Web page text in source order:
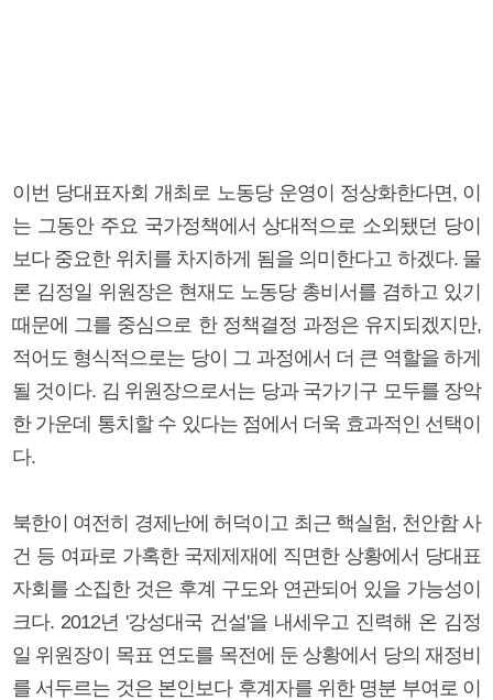
이번 당대표자회 개최로 노동당 운영이 정상화한다면, 이
는 그동안 주요 국가정책에서 상대적으로 소외됐던 당이
보다 중요한 위치를 차지하게 됨을 의미한다고 하겠다. 물
론 김정일 위원장은 현재도 노동당 총비서를 겸하고 있기
때문에 그를 중심으로 한 정책결정 과정은 유지되겠지만,
적어도 형식적으로는 당이 그 과정에서 더 큰 역할을 하게
될 것이다. 김 위원장으로서는 당과 국가기구 모두를 장악
한 가운데 통치할 수 있다는 점에서 더욱 효과적인 선택이
다.
북한이 여전히 경제난에 허덕이고 최근 핵실험, 천안함 사
건 등 여파로 가혹한 국제제재에 직면한 상황에서 당대표
자회를 소집한 것은 후계 구도와 연관되어 있을 가능성이
크다. 2012년 '강성대국 건설'을 내세우고 진력해 온 김정
일 위원장이 목표 연도를 목전에 둔 상황에서 당의 재정비
를 서두르는 것은 본인보다 후계자를 위한 명분 부여로 이